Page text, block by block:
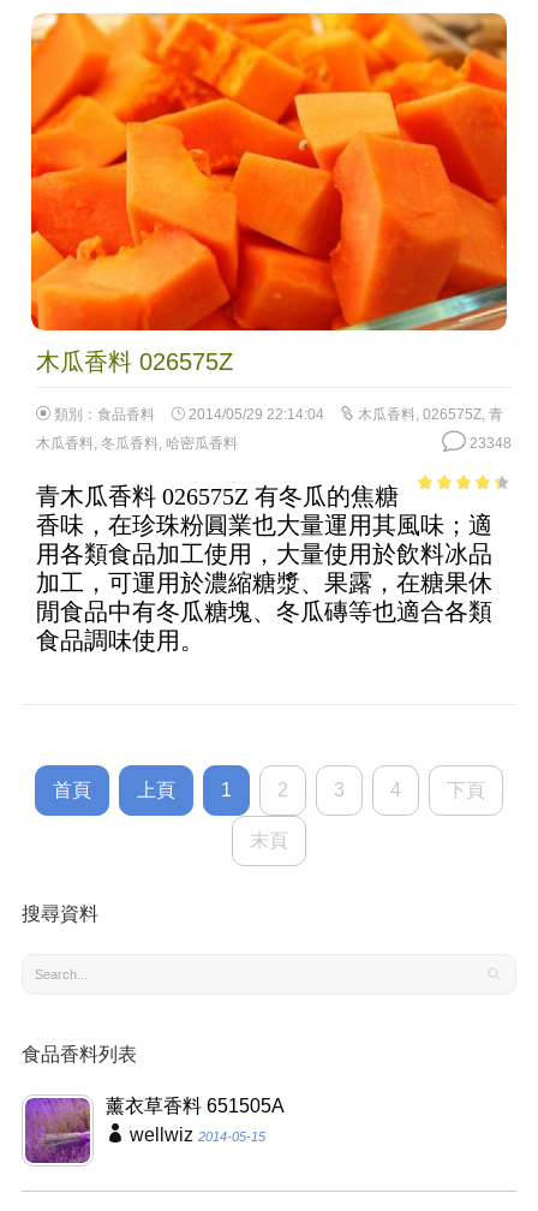
木瓜香料 026575Z
類別： 食品香料 2014/05/29 22:14:04 木瓜香料, 026575Z, 青
木瓜香料, 冬瓜香料, 哈密瓜香料 23348
of 5
青木瓜香料 026575Z 有冬瓜的焦糖
香味，在珍珠粉圓業也大量運用其風味；適
用各類食品加工使用，大量使用於飲料冰品
加工，可運用於濃縮糖漿、果露，在糖果休
閒食品中有冬瓜糖塊、冬瓜磚等也適合各類
食品調味使用。
首頁 上頁 1 2 3 4 下頁
末頁
搜尋資料
食品香料列表
薰衣草香料 651505A
wellwiz 2014-05-15